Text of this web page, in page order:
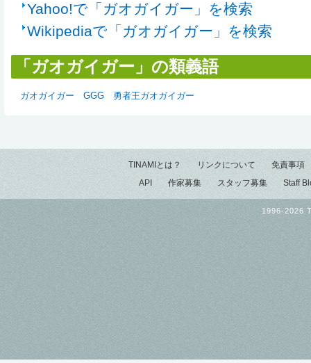
Yahoo!で「ガオガイガー」を検索
Wikipediaで「ガオガイガー」を検索
「ガオガイガー」の類義語
ガオガイガー GGG 勇者王ガオガイガー
TINAMIとは？ リンクについて
免責事項
API
作家募集 スタッフ募集 Staff
1996-2026